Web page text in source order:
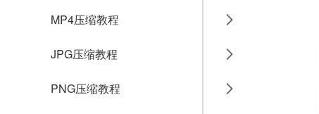
MP4压缩教程
JPG压缩教程
PNG压缩教程